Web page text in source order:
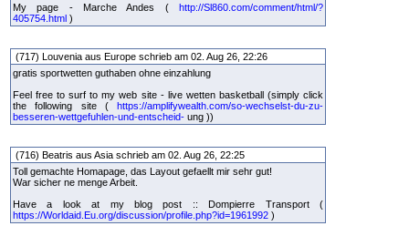
My page - Marche Andes ( http://Sl860.com/comment/html/?
405754.html )
(717) Louvenia aus Europe schrieb am 02. Aug 26, 22:26
gratis sportwetten guthaben ohne einzahlung
Feel free to surf to my web site - live wetten basketball (simply click
the following site ( https://amplifywealth.com/so-wechselst-du-zu-
besseren-wettgefuhlen-und-entscheid- ung ))
(716) Beatris aus Asia schrieb am 02. Aug 26, 22:25
Toll gemachte Homapage, das Layout gefaellt mir sehr gut!
War sicher ne menge Arbeit.
Have a look at my blog post :: Dompierre Transport (
https://Worldaid.Eu.org/discussion/profile.php?id=1961992 )